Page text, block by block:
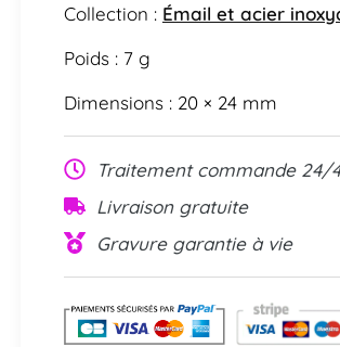
Collection : Émail et acier
Poids : 7 g
Dimensions : 20 × 24 mm
Traitement commande 24/
Livraison gratuite
Gravure garantie à vie